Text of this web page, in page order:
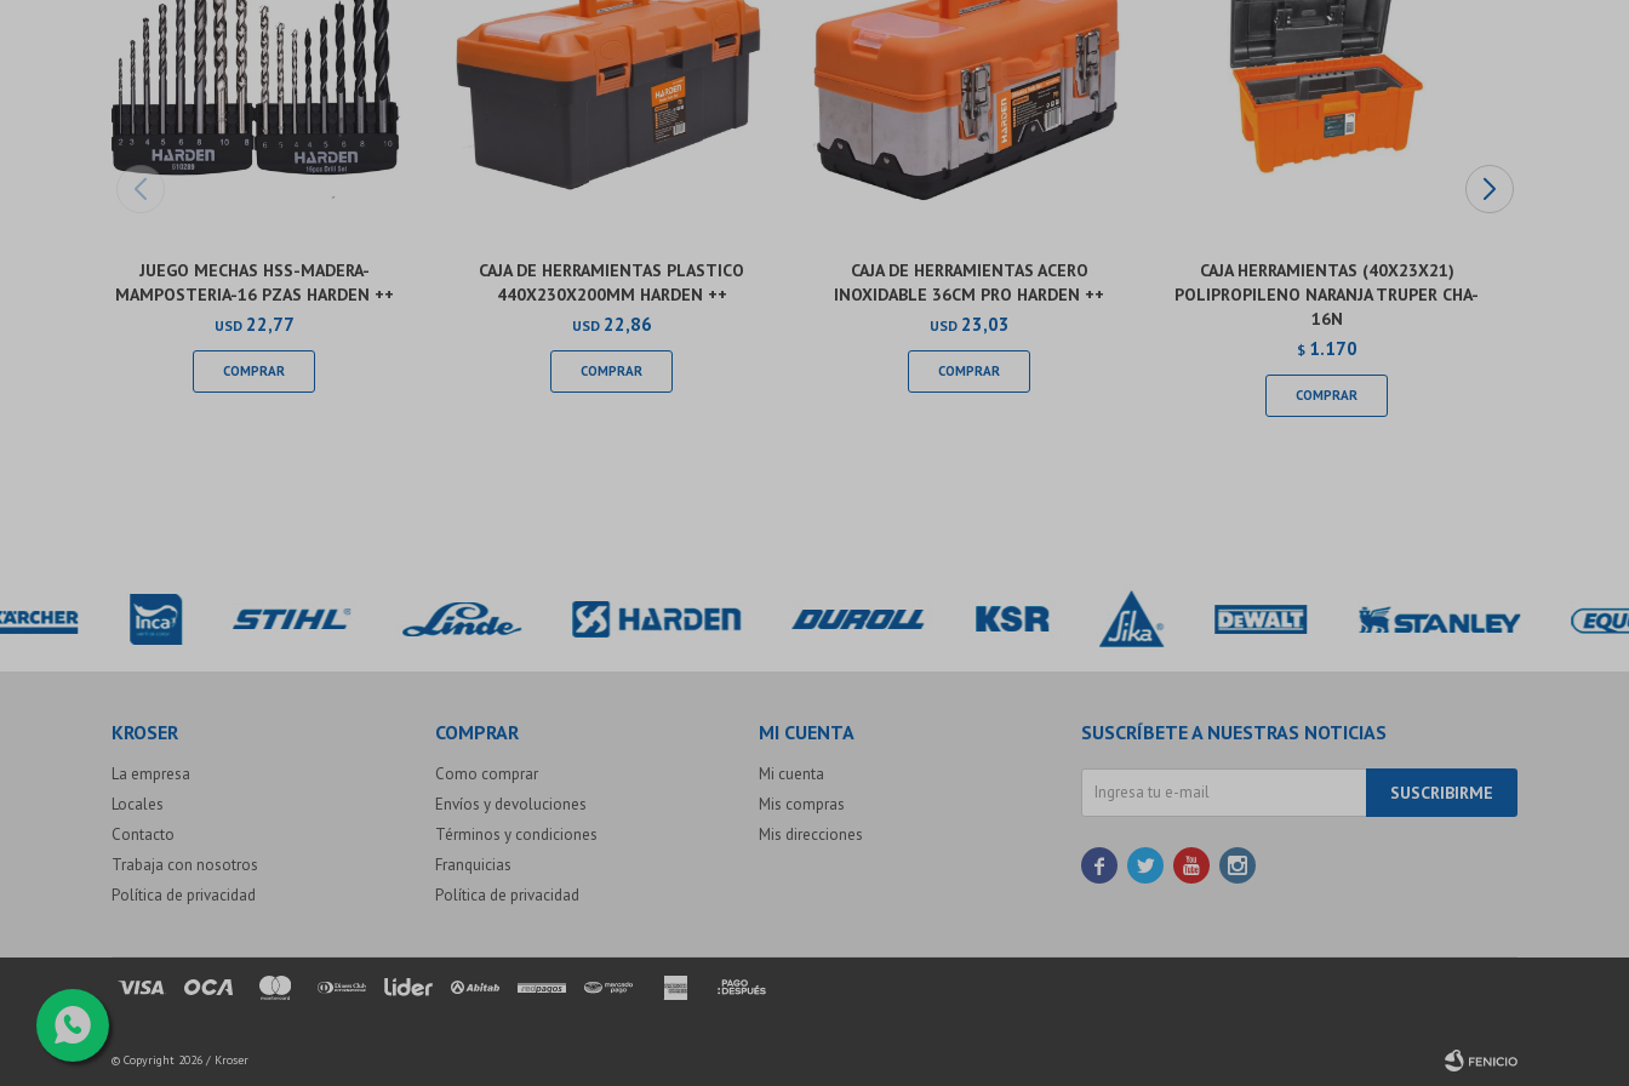
JUEGO MECHAS HSS-MADERA-
MAMPOSTERIA-16 PZAS HARDEN ++
USD 22,77
CAJA DE HERRAMIENTAS PLASTICO
440X230X200MM HARDEN ++
USD 22,86
CAJA DE HERRAMIENTAS ACERO
INOXIDABLE 36CM PRO HARDEN ++
USD 23,03
CAJA HERRAMIENTAS (40X23X21)
POLIPROPILENO NARANJA TRUPER CHA-
16N
$ 1.170
KROSER
La empresa
Locales
Contacto
Trabaja con nosotros
Política de privacidad
COMPRAR
Como comprar
Envíos y devoluciones
Términos y condiciones
Franquicias
Política de privacidad
MI CUENTA
Mi cuenta
Mis compras
Mis direcciones
SUSCRÍBETE A NUESTRAS NOTICIAS
SUSCRIBIRME
   
© Copyright 2026 / Kroser